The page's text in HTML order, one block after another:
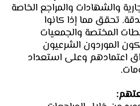
والشهادات والمراجع الخاصة
تحقق مما إذا كانوا
المختصة والجمعيات
الموردون الشرعيون
اعتمادهم وعلى استعداد